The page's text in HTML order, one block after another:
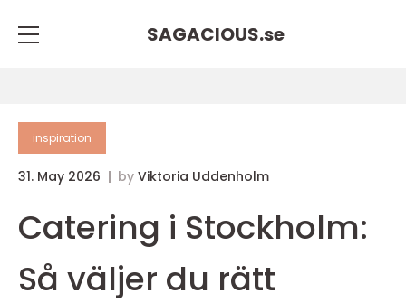
SAGACIOUS.se
inspiration
31. May 2026 by Viktoria Uddenholm
Catering i Stockholm:
Så väljer du rätt